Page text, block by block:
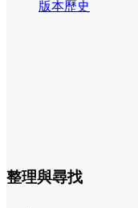
版本歷史
整理與尋找